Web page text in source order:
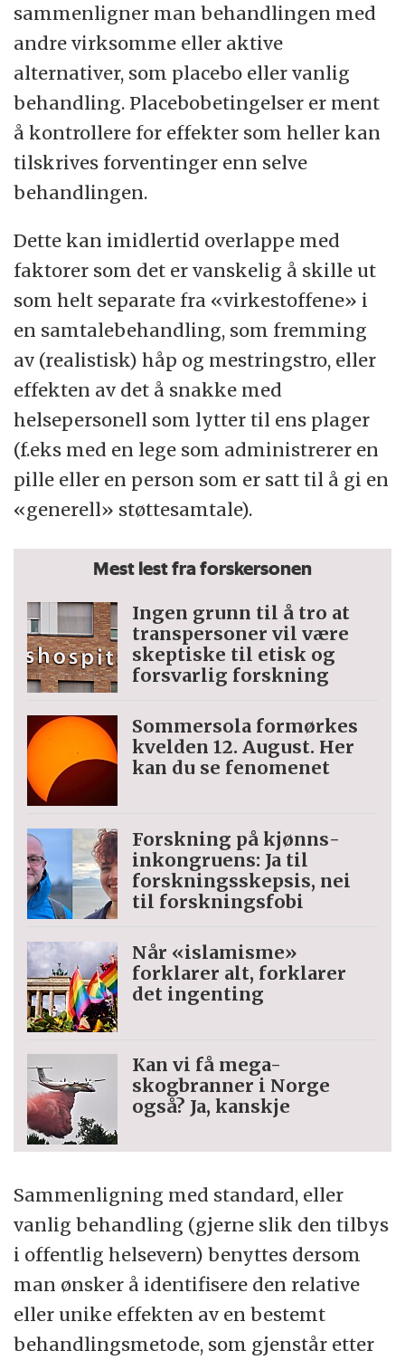
sammenligner man behandlingen med
andre virksomme eller aktive
alternativer, som placebo eller vanlig
behandling. Placebobetingelser er ment
å kontrollere for effekter som heller kan
tilskrives forventinger enn selve
behandlingen.
Dette kan imidlertid overlappe med
faktorer som det er vanskelig å skille ut
som helt separate fra «virkestoffene» i
en samtalebehandling, som fremming
av (realistisk) håp og mestringstro, eller
effekten av det å snakke med
helsepersonell som lytter til ens plager
(f.eks med en lege som administrerer en
pille eller en person som er satt til å gi en
«generell» støttesamtale).
Mest lest fra forskersonen
Ingen grunn til å tro at
trans­personer vil være
skeptiske til etisk og
forsvarlig forskning
Sommersola formørkes
kvelden 12. August. Her
kan du se fenomenet
Forskning på kjønns­
inkongruens: Ja til
forskningsskepsis, nei
til forskningsfobi
Når «islamisme»
forklarer alt, forklarer
det ingenting
Kan vi få mega-
skogbranner i Norge
også? Ja, kanskje
Sammenligning med standard, eller
vanlig behandling (gjerne slik den tilbys
i offentlig helsevern) benyttes dersom
man ønsker å identifisere den relative
eller unike effekten av en bestemt
behandlingsmetode, som gjenstår etter